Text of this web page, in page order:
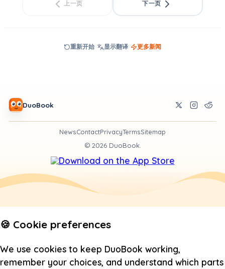
上一页 下一页
重新开始 显示翻译 更多新闻
DuoBook
NewsContactPrivacyTermsSitemap
© 2026DuoBook.
🍪 Cookie preferences
We use cookies to keep DuoBook working,
remember your choices, and understand which parts